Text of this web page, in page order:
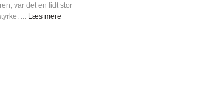
var det en lidt stor
... Læs mere